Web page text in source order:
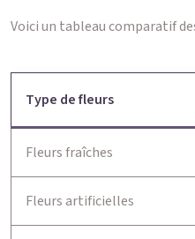
Voici un tableau comparatif
Type de fleurs
Fleurs fraîches
Fleurs artificielles